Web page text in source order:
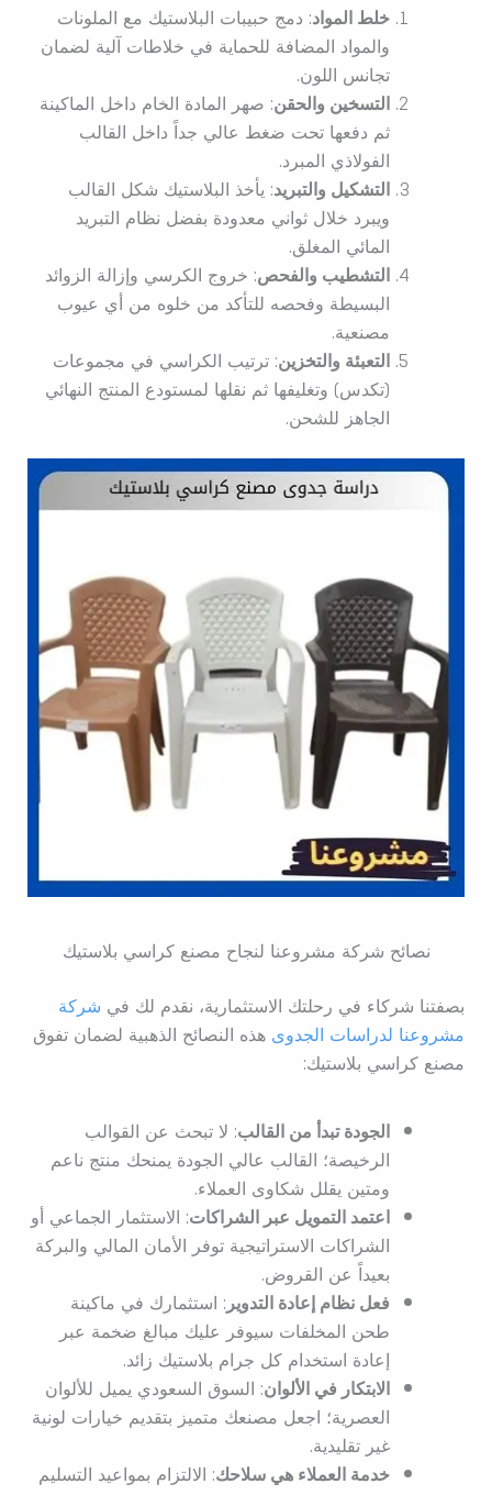
خلط المواد: دمج حبيبات البلاستيك مع الملونات
والمواد المضافة للحماية في خلاطات آلية لضمان
تجانس اللون.
التسخين والحقن: صهر المادة الخام داخل الماكينة
ثم دفعها تحت ضغط عالي جداً داخل القالب
الفولاذي المبرد.
التشكيل والتبريد: يأخذ البلاستيك شكل القالب
ويبرد خلال ثواني معدودة بفضل نظام التبريد
المائي المغلق.
التشطيب والفحص: خروج الكرسي وإزالة الزوائد
البسيطة وفحصه للتأكد من خلوه من أي عيوب
مصنعية.
التعبئة والتخزين: ترتيب الكراسي في مجموعات
(تكدس) وتغليفها ثم نقلها لمستودع المنتج النهائي
الجاهز للشحن.
نصائح شركة مشروعنا لنجاح مصنع كراسي بلاستيك
بصفتنا شركاء في رحلتك الاستثمارية، نقدم لك في شركة
مشروعنا لدراسات الجدوىهذه النصائح الذهبية لضمان تفوق
مصنع كراسي بلاستيك:
الجودة تبدأ من القالب: لا تبحث عن القوالب
الرخيصة؛ القالب عالي الجودة يمنحك منتج ناعم
ومتين يقلل شكاوى العملاء.
اعتمد التمويل عبر الشراكات: الاستثمار الجماعي أو
الشراكات الاستراتيجية توفر الأمان المالي والبركة
بعيداً عن القروض.
فعل نظام إعادة التدوير: استثمارك في ماكينة
طحن المخلفات سيوفر عليك مبالغ ضخمة عبر
إعادة استخدام كل جرام بلاستيك زائد.
الابتكار في الألوان: السوق السعودي يميل للألوان
العصرية؛ اجعل مصنعك متميز بتقديم خيارات لونية
غير تقليدية.
خدمة العملاء هي سلاحك: الالتزام بمواعيد التسليم